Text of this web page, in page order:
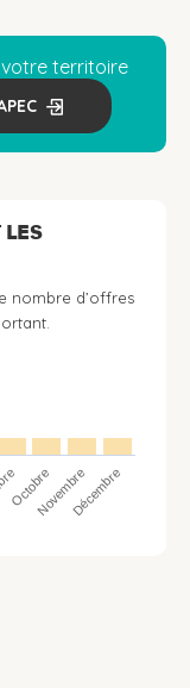
votre territoire
nombre d’offres
OctobreNovembreDécembre